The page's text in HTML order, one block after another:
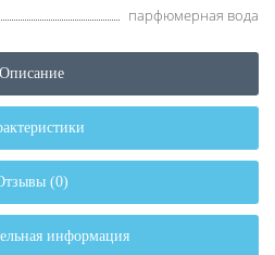
парфюмерная вода
Описание
(0)
информация